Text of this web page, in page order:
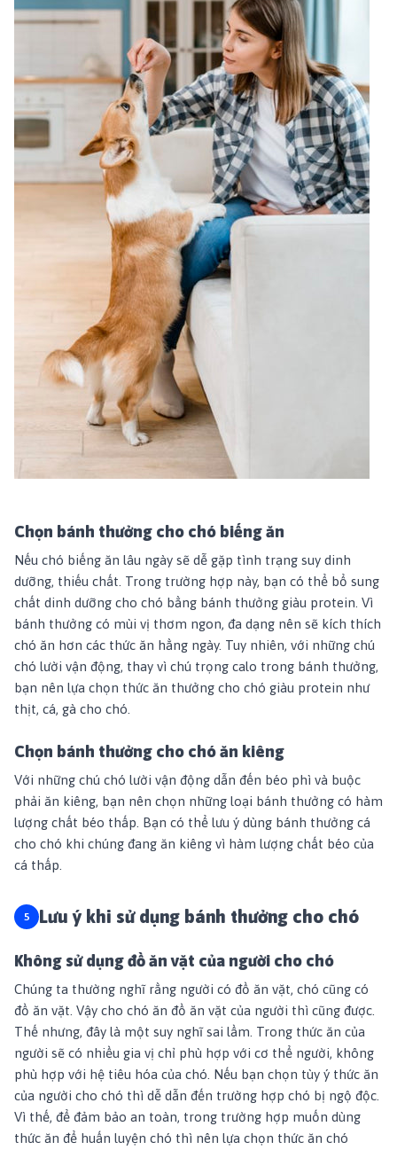
Chọn bánh thưởng cho chó biếng ăn
Nếu chó biếng ăn lâu ngày sẽ dễ gặp tình trạng suy dinh
dưỡng, thiếu chất. Trong trường hợp này, bạn có thể bổ sung
chất dinh dưỡng cho chó bằng bánh thưởng giàu protein. Vì
bánh thưởng có mùi vị thơm ngon, đa dạng nên sẽ kích thích
chó ăn hơn các thức ăn hằng ngày. Tuy nhiên, với những chú
chó lười vận động, thay vì chú trọng calo trong bánh thưởng,
bạn nên lựa chọn thức ăn thưởng cho chó giàu protein như
thịt, cá, gà cho chó.
Chọn bánh thưởng cho chó ăn kiêng
Với những chú chó lười vận động dẫn đến béo phì và buộc
phải ăn kiêng, bạn nên chọn những loại bánh thưởng có hàm
lượng chất béo thấp. Bạn có thể lưu ý dùng bánh thưởng cá
cho chó khi chúng đang ăn kiêng vì hàm lượng chất béo của
cá thấp.
Lưu ý khi sử dụng bánh thưởng cho chó
Không sử dụng đồ ăn vặt của người cho chó
Chúng ta thường nghĩ rằng người có đồ ăn vặt, chó cũng có
đồ ăn vặt. Vậy cho chó ăn đồ ăn vặt của người thì cũng được.
Thế nhưng, đây là một suy nghĩ sai lầm. Trong thức ăn của
người sẽ có nhiều gia vị chỉ phù hợp với cơ thể người, không
phù hợp với hệ tiêu hóa của chó. Nếu bạn chọn tùy ý thức ăn
của người cho chó thì dễ dẫn đến trường hợp chó bị ngộ độc.
Vì thế, để đảm bảo an toàn, trong trường hợp muốn dùng
thức ăn để huấn luyện chó thì nên lựa chọn thức ăn chó